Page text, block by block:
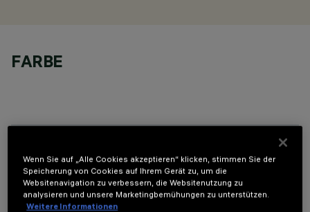
FARBE
OPTIONALE KOMPONENTEN
Wenn Sie auf „Alle Cookies akzeptieren“ klicken, stimmen Sie der
Speicherung von Cookies auf Ihrem Gerät zu, um die
Websitenavigation zu verbessern, die Websitenutzung zu
analysieren und unsere Marketingbemühungen zu unterstützen.
Weitere Informationen